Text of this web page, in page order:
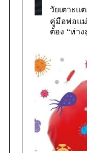
วัยเตาะแ
คู่มือพ่อแ
ต้อง “ห่าง